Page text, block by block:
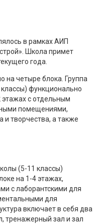
в рамках АИП
Школа примет
года.
на четыре блока. Группа
функционально
с отдельным
помещениями,
и творчества, а также
(5-11 классы)
на 1-4 этажах,
с лаборантскими для
для
включает в себя два
тренажерный зал и зал